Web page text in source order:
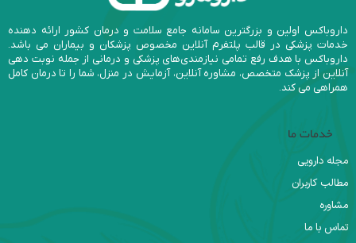
داروباکس اولین و بزرگترین سامانه جامع سلامت و درمان کشور ارائه دهنده
خدمات پزشکی در قالب پلتفرم آنلاین مخصوص پزشکان و بیماران می باشد.
داروباکس با هدف رفع تمامی نیازمندی‌های پزشکی و درمانی از جمله نوبت دهی
آنلاین از پزشک متخصص، مشاوره آنلاین، آزمایش در منزل، شما را تا درمان کامل
همراهی می کند.
خدمات ما
مجله دارویی
مطالب کاربران
مشاوره
تماس با ما